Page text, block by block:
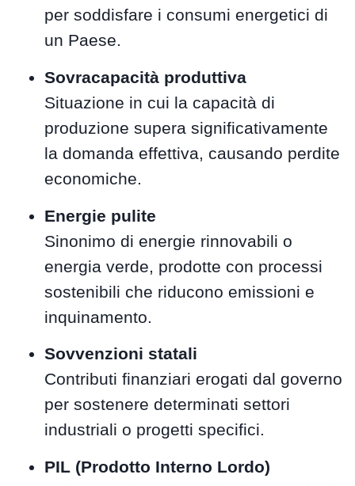
per soddisfare i consumi energetici di
un Paese.
Sovracapacità produttiva
Situazione in cui la capacità di
produzione supera significativamente
la domanda effettiva, causando perdite
economiche.
Energie pulite
Sinonimo di energie rinnovabili o
energia verde, prodotte con processi
sostenibili che riducono emissioni e
inquinamento.
Sovvenzioni statali
Contributi finanziari erogati dal governo
per sostenere determinati settori
industriali o progetti specifici.
PIL (Prodotto Interno Lordo)